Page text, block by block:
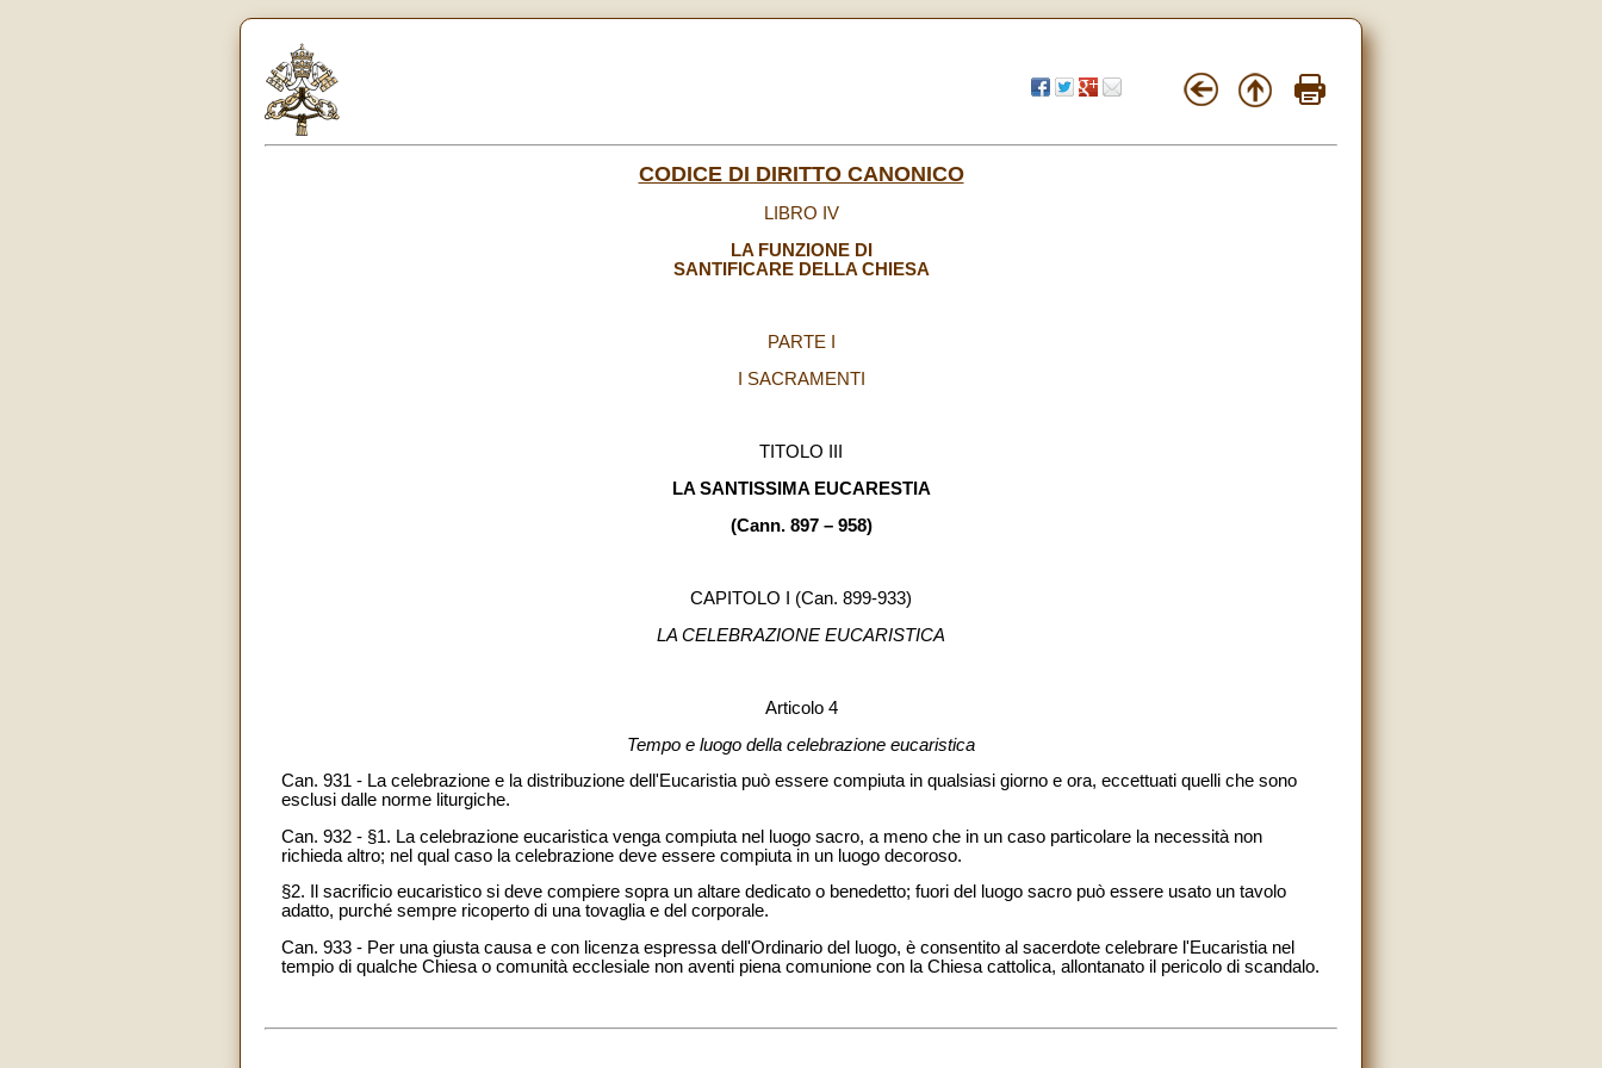
CODICE DI DIRITTO CANONICO
LIBRO IV
LA FUNZIONE DI
SANTIFICARE DELLA CHIESA
PARTE I
I SACRAMENTI
TITOLO III
LA SANTISSIMA EUCARESTIA
(Cann. 897 – 958)
CAPITOLO I (Can. 899-933)
LA CELEBRAZIONE EUCARISTICA
Articolo 4
Tempo e luogo della celebrazione eucaristica
Can. 931 - La celebrazione e la distribuzione dell'Eucaristia può essere compiuta in qualsiasi giorno e ora, eccettuati quelli che sono
esclusi dalle norme liturgiche.
Can. 932 - §1. La celebrazione eucaristica venga compiuta nel luogo sacro, a meno che in un caso particolare la necessità non
richieda altro; nel qual caso la celebrazione deve essere compiuta in un luogo decoroso.
§2. Il sacrificio eucaristico si deve compiere sopra un altare dedicato o benedetto; fuori del luogo sacro può essere usato un tavolo
adatto, purché sempre ricoperto di una tovaglia e del corporale.
Can. 933 - Per una giusta causa e con licenza espressa dell'Ordinario del luogo, è consentito al sacerdote celebrare l'Eucaristia nel
tempio di qualche Chiesa o comunità ecclesiale non aventi piena comunione con la Chiesa cattolica, allontanato il pericolo di scandalo.